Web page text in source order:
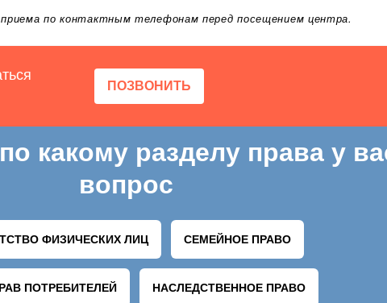
по контактным телефонам перед посещением центра.